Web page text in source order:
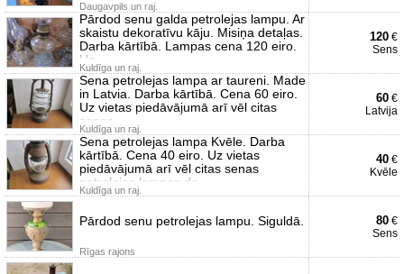
Daugavpils un raj.
Pārdod senu galda petrolejas lampu. Ar
skaistu dekoratīvu kāju. Misiņa detaļas.
Darba kārtībā. Lampas cena 120 eiro.
Uz
Kuldīga un raj.
120 €
Sens
Sena petrolejas lampa ar taureni. Made
in Latvia. Darba kārtībā. Cena 60 eiro.
Uz vietas piedāvājumā arī vēl citas
senas
Kuldīga un raj.
60 €
Latvija
Sena petrolejas lampa Kvēle. Darba
kārtībā. Cena 40 eiro. Uz vietas
piedāvājumā arī vēl citas senas
petrolejas lampas da
Kuldīga un raj.
40 €
Kvēle
Pārdod senu petrolejas lampu. Siguldā.
Rīgas rajons
80 €
Sens